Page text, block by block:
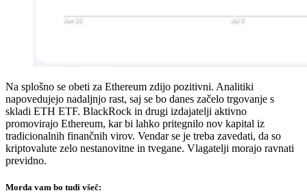
Na splošno se obeti za Ethereum zdijo pozitivni. Analitiki
napovedujejo nadaljnjo rast, saj se bo danes začelo trgovanje s
skladi ETH ETF. BlackRock in drugi izdajatelji aktivno
promovirajo Ethereum, kar bi lahko pritegnilo nov kapital iz
tradicionalnih finančnih virov. Vendar se je treba zavedati, da so
kriptovalute zelo nestanovitne in tvegane. Vlagatelji morajo ravnati
previdno.
Morda vam bo tudi všeč: